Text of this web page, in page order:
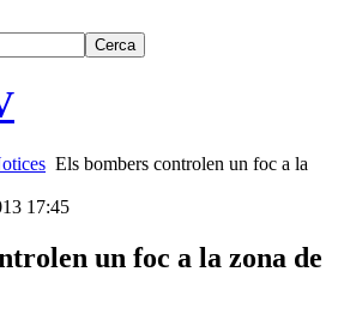
Els bombers controlen un foc a la
17:45
un foc a la zona de